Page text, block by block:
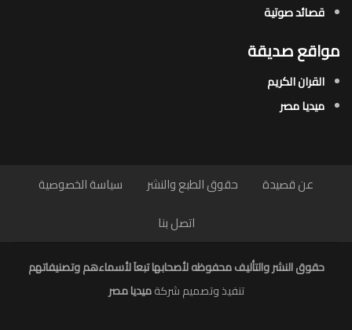
قصائد صوتية
مواقع صديقة
القران الكريم
ميديا مصر
عن قصيدة حقوق الطبع والنشر
سياسة الخصوصية
اتصل بنا
حقوق النشر والتأليف محفوظه لأصحابها تبعاَ لأسماءهم وتصنيفاتهم
تنفيذ وتصميم شركةميديا مصر